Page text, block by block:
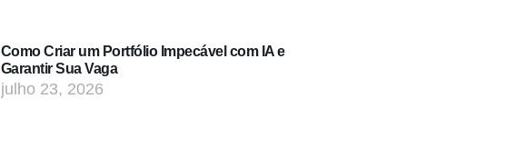
Como Criar um Portfólio Impecável com IA e
Garantir Sua Vaga
julho 23, 2026